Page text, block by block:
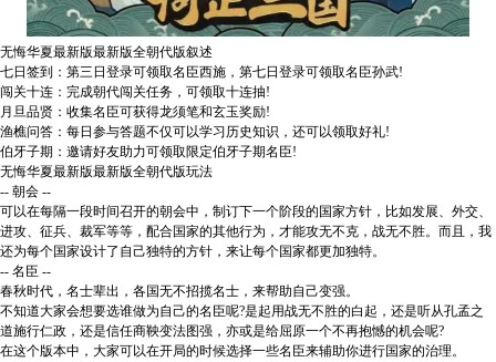
无悔华夏最新版最新版全朝代版叙述
七日签到：第三日登录可领取名臣西施，第七日登录可领取名臣孙武!
闯关十连：完成朝代闯关任务，可领取十连抽!
月旦品贤：收集名臣可获得龙须笔和玄玉奖励!
渔樵问答：每日参与答题不仅可以学习历史知识，还可以领取好礼!
伯牙子期：邀请好友助力可领取限定伯牙子期名臣!
无悔华夏最新版最新版全朝代版玩法
-- 朝会 --
可以在每隔一段时间召开的朝会中，制订下一个阶段的国家方针，比如发展、外交、
进攻、征兵、裁军等等，配合国家的其他行为，才能攻无不克，战无不胜。而且，我
还为每个国家设计了自己独特的方针，来让每个国家都更加独特。
-- 名臣 --
春秋时代，名士辈出，各国无不招揽名士，来帮助自己变强。
不知道大家会想要选谁做为自己的名臣呢?是起用战无不胜的白起，还是听从孔孟之
道施行仁政，还是信任商鞅变法图强，亦或是给屈原一个不再抱憾的机会呢?
在这个版本中，大家可以在开局的时候选择一些名臣来辅助你进行国家的治理。